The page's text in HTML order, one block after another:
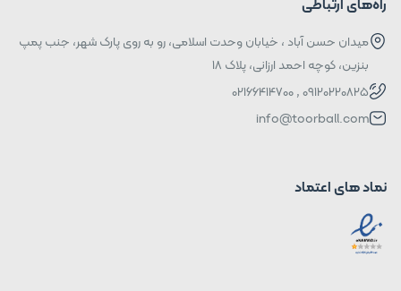
میدان حسن آباد ، خیابان وحدت اسلامی، رو به روی پارک شهر، جنب پمپ
بنزین، کوچه احمد ارزانی، پلاک ۱۸
09120220825 , 02166414700
info@toorball.com
نماد های اعتماد